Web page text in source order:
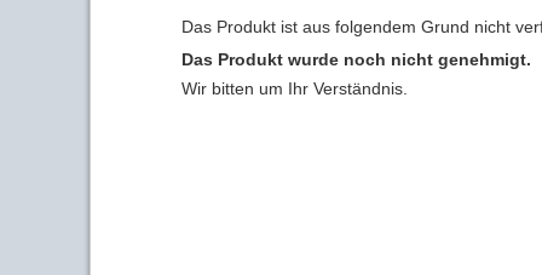
Das Produkt ist aus folgendem Grund nicht
Das Produkt wurde noch nicht genehmigt.
Wir bitten um Ihr Verständnis.